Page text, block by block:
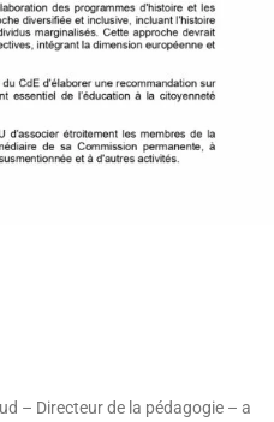
– Directeur de la pédagogie – a